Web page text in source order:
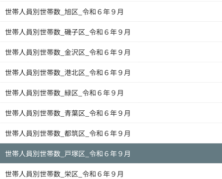
世帯人員別世帯数_旭区_令和６年９月
世帯人員別世帯数_磯子区_令和６年９月
世帯人員別世帯数_金沢区_令和６年９月
世帯人員別世帯数_港北区_令和６年９月
世帯人員別世帯数_緑区_令和６年９月
世帯人員別世帯数_青葉区_令和６年９月
世帯人員別世帯数_都筑区_令和６年９月
世帯人員別世帯数_戸塚区_令和６年９月
世帯人員別世帯数_栄区_令和６年９月